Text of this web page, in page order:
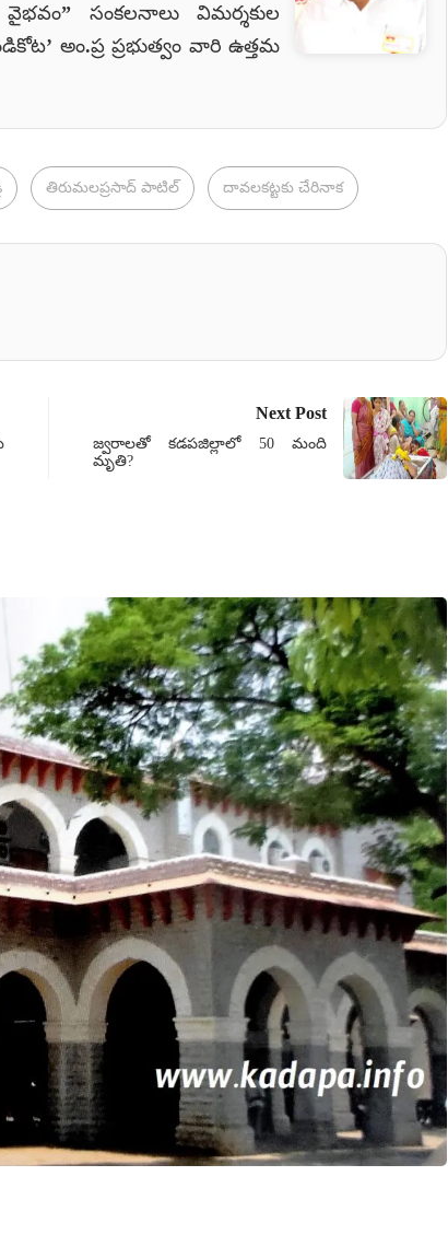
సంకలనాలు విమర్శకుల
అం.ప్ర ప్రభుత్వం వారి ఉత్తమ
తిరుమలప్రసాద్ పాటిల్ దావలకట్టకు చేరినాక
Next Post
జ్వరాలతో కడపజిల్లాలో 50 మంది
మృతి?